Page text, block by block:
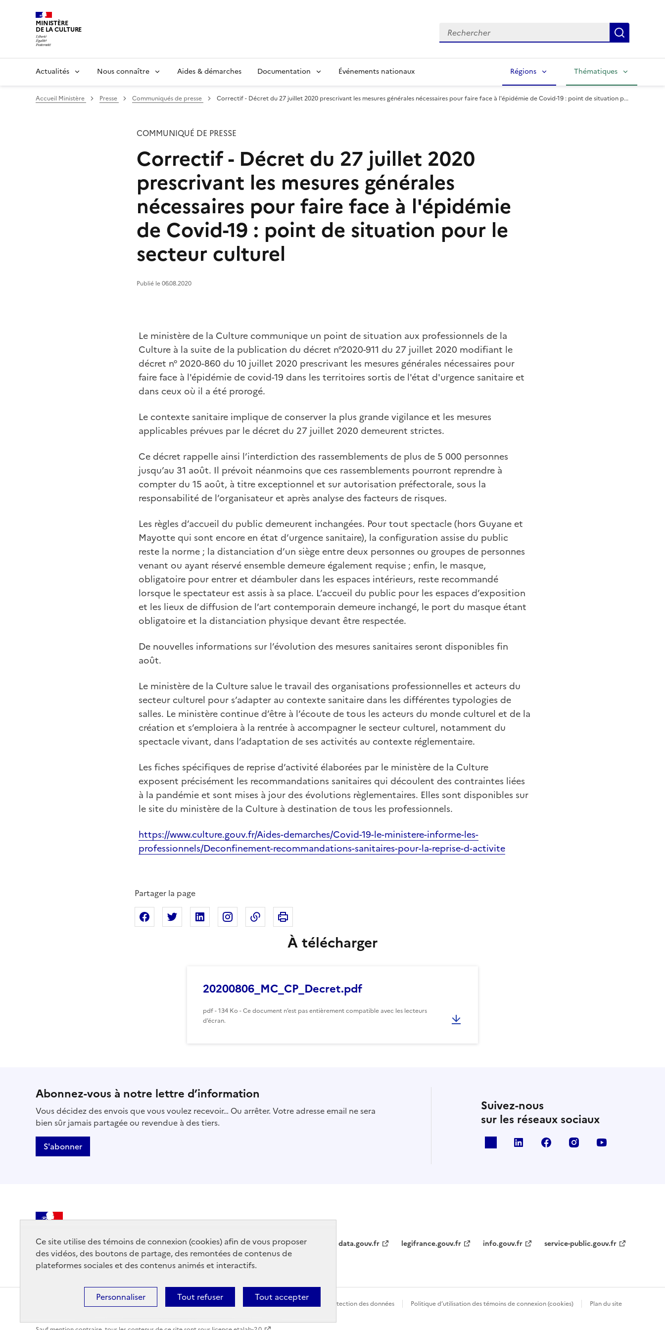
Ce site utilise des témoins de connexion (cookies) afin de vous proposer
des vidéos, des boutons de partage, des remontées de contenus de
plateformes sociales et des contenus animés et interactifs.
Tout accepter
Tout refuser
Personnaliser
MINISTÈRE
DE LA CULTURE Rechercher
Actualités Nous connaître Aides & démarches Documentation Événements nationaux Régions Thématiques
Accueil Ministère Presse Communiqués de presse Correctif - Décret du 27 juillet 2020 prescrivant les mesures générales nécessaires pour faire face à l'épidémie de Covid-19 : point de situation p...
COMMUNIQUÉ DE PRESSE
Correctif - Décret du 27 juillet 2020
prescrivant les mesures générales
nécessaires pour faire face à l'épidémie
de Covid-19 : point de situation pour le
secteur culturel
Publié le 06.08.2020
Le ministère de la Culture communique un point de situation aux professionnels de la
Culture à la suite de la publication du décret n°2020-911 du 27 juillet 2020 modifiant le
décret n° 2020-860 du 10 juillet 2020 prescrivant les mesures générales nécessaires pour
faire face à l'épidémie de covid-19 dans les territoires sortis de l'état d'urgence sanitaire et
dans ceux où il a été prorogé.
Le contexte sanitaire implique de conserver la plus grande vigilance et les mesures
applicables prévues par le décret du 27 juillet 2020 demeurent strictes.
Ce décret rappelle ainsi l’interdiction des rassemblements de plus de 5 000 personnes
jusqu’au 31 août. Il prévoit néanmoins que ces rassemblements pourront reprendre à
compter du 15 août, à titre exceptionnel et sur autorisation préfectorale, sous la
responsabilité de l’organisateur et après analyse des facteurs de risques.
Les règles d’accueil du public demeurent inchangées. Pour tout spectacle (hors Guyane et
Mayotte qui sont encore en état d’urgence sanitaire), la configuration assise du public
reste la norme ; la distanciation d’un siège entre deux personnes ou groupes de personnes
venant ou ayant réservé ensemble demeure également requise ; enfin, le masque,
obligatoire pour entrer et déambuler dans les espaces intérieurs, reste recommandé
lorsque le spectateur est assis à sa place. L’accueil du public pour les espaces d’exposition
et les lieux de diffusion de l’art contemporain demeure inchangé, le port du masque étant
obligatoire et la distanciation physique devant être respectée.
De nouvelles informations sur l’évolution des mesures sanitaires seront disponibles fin
août.
Le ministère de la Culture salue le travail des organisations professionnelles et acteurs du
secteur culturel pour s’adapter au contexte sanitaire dans les différentes typologies de
salles. Le ministère continue d’être à l’écoute de tous les acteurs du monde culturel et de la
création et s’emploiera à la rentrée à accompagner le secteur culturel, notamment du
spectacle vivant, dans l’adaptation de ses activités au contexte réglementaire.
Les fiches spécifiques de reprise d’activité élaborées par le ministère de la Culture
exposent précisément les recommandations sanitaires qui découlent des contraintes liées
à la pandémie et sont mises à jour des évolutions règlementaires. Elles sont disponibles sur
le site du ministère de la Culture à destination de tous les professionnels.
https://www.culture.gouv.fr/Aides-demarches/Covid-19-le-ministere-informe-les-
professionnels/Deconfinement-recommandations-sanitaires-pour-la-reprise-d-activite
Partager la page
Partager sur Facebook
Partager sur XPartager sur Linkedin
Partager sur Instagram
Copier dans le presse-papier
Imprimer cette page
À télécharger
20200806_MC_CP_Decret.pdf
pdf - 134 Ko - Ce document n’est pas entièrement compatible avec les lecteurs
d’écran.
Abonnez-vous à notre lettre d’information
Vous décidez des envois que vous voulez recevoir… Ou arrêter. Votre adresse email ne sera
bien sûr jamais partagée ou revendue à des tiers.
S'abonner
Suivez-nous
sur les réseaux sociaux
linkedin facebook instagram
DE LA CULTURE data.gouv.fr legifrance.gouv.fr info.gouv.fr service-public.gouv.fr
Politique générale de protection des données Politique d’utilisation des témoins de connexion (cookies) Plan du site